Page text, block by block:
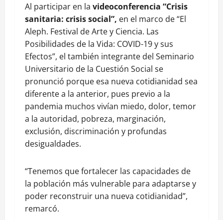
Al participar en la videoconferencia “Crisis
sanitaria: crisis social”, en el marco de “El
Aleph. Festival de Arte y Ciencia. Las
Posibilidades de la Vida: COVID-19 y sus
Efectos”, el también integrante del Seminario
Universitario de la Cuestión Social se
pronunció porque esa nueva cotidianidad sea
diferente a la anterior, pues previo a la
pandemia muchos vivían miedo, dolor, temor
a la autoridad, pobreza, marginación,
exclusión, discriminación y profundas
desigualdades.
“Tenemos que fortalecer las capacidades de
la población más vulnerable para adaptarse y
poder reconstruir una nueva cotidianidad”,
remarcó.